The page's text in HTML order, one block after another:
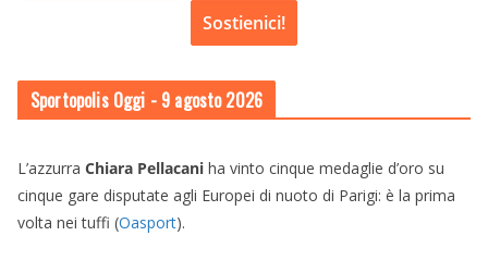
Sostienici!
Sportopolis Oggi - 9 agosto 2026
L’azzurra Chiara Pellacani ha vinto cinque medaglie d’oro su
cinque gare disputate agli Europei di nuoto di Parigi: è la prima
volta nei tuffi (Oasport).